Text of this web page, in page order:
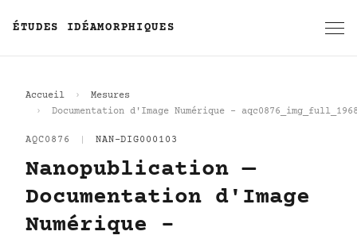
ÉTUDES IDÉAMORPHIQUES
Accueil
Mesures
Documentation d'Image Numérique -
AQC0876 NAN-DIG000103
Nanopublication —
Documentation d'Image
Numérique -